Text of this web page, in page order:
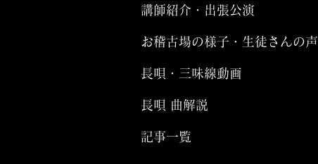
講師紹介・出張公演
お稽古場の様子・生徒さんの声
長唄・三味線動画
長唄 曲解説
記事一覧